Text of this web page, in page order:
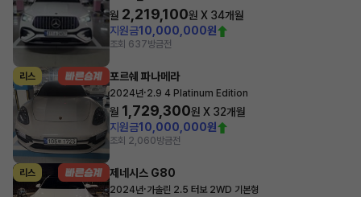
월 2,219,100원 X 34개월
지원금10,000,000원
조회 637방금전
리스 포르쉐 파나메라
2024년·2.9 4 Platinum Edition
월 1,729,300원 X 32개월
지원금10,000,000원
조회 2,060방금전
리스 제네시스 G80
2024년·가솔린 2.5 터보 2WD 기본형